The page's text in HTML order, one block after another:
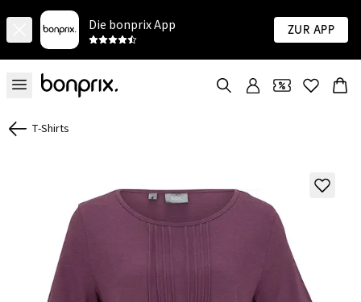
Die bonprix App Zur App
T-Shirts